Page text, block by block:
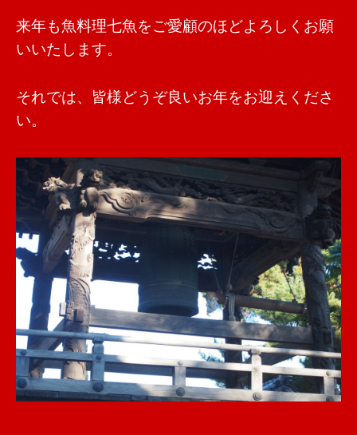
来年も魚料理七魚をご愛顧のほどよろしくお願
いいたします。
それでは、皆様どうぞ良いお年をお迎えくださ
い。